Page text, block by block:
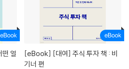
[eBook]
기너 편